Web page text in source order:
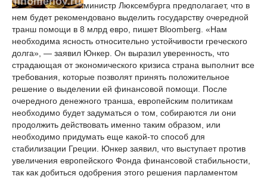
министр Люксембурга предполагает, что в
нем будет рекомендовано выделить государству очередной
транш помощи в 8 млрд евро, пишет Bloomberg. «Нам
необходима ясность относительно устойчивости греческого
долга», — заявил Юнкер. Он выразил уверенность, что
страдающая от экономического кризиса страна выполнит все
требования, которые позволят принять положительное
решение о выделении ей финансовой помощи. После
очередного денежного транша, европейским политикам
необходимо будет задуматься о том, собираются ли они
продолжить действовать именно таким образом, или
необходимо придумать еще какой-то способ для
стабилизации Греции. Юнкер заявил, что выступает против
увеличения европейского Фонда финансовой стабильности,
так как добиться одобрения этого решения парламентом